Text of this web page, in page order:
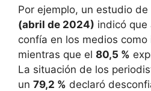
Por ejemplo, un estudio de
(abril de 2024) indicó que
confía en los medios
mientras que el 80,5 %
La situación de los
un 79,2 % declaró